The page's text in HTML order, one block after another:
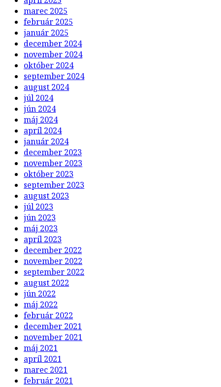
marec 2025
február 2025
január 2025
december 2024
november 2024
október 2024
september 2024
august 2024
júl 2024
jún 2024
máj 2024
apríl 2024
január 2024
december 2023
november 2023
október 2023
september 2023
august 2023
júl 2023
jún 2023
máj 2023
apríl 2023
december 2022
november 2022
september 2022
august 2022
jún 2022
máj 2022
február 2022
december 2021
november 2021
máj 2021
apríl 2021
marec 2021
február 2021